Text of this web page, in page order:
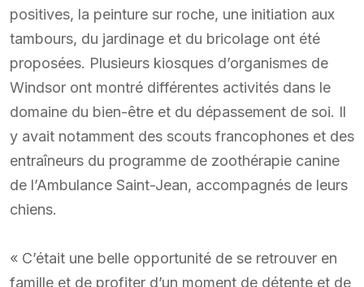
positives, la peinture sur roche, une initiation aux
tambours, du jardinage et du bricolage ont été
proposées. Plusieurs kiosques d’organismes de
Windsor ont montré différentes activités dans le
domaine du bien-être et du dépassement de soi. Il
y avait notamment des scouts francophones et des
entraîneurs du programme de zoothérapie canine
de l’Ambulance Saint-Jean, accompagnés de leurs
chiens.
« C’était une belle opportunité de se retrouver en
famille et de profiter d’un moment de détente et de